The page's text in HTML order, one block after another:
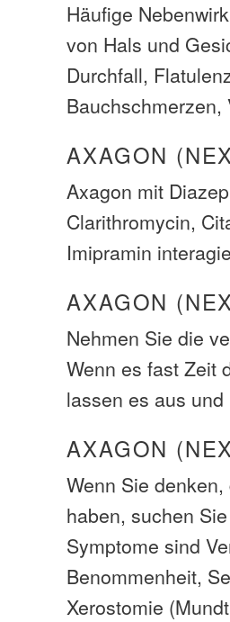
Häufige
von Hals und
Durchfall,
AXAGON
Axagon mit
Clarithromycin,
Imipramin
AXAGON
Nehmen Sie die
Wenn es fast Zeit
lassen es aus
AXAGON
Wenn Sie
haben, suchen
Symptome sind
Benommenheit,
Xerostomie